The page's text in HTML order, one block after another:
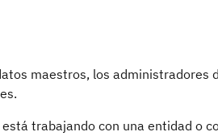
maestros, los administradores
trabajando con una entidad o